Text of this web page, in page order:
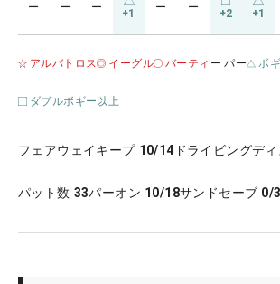
ー ー ー +1 ー ー +2 +1
アルバトロス イーグル バーティ ー パー ボ
ダブルボギー以上
フェアウェイキープ 10/14 ドライビングデ
パット数 33パーオン 10/18サンドセーブ 0/3